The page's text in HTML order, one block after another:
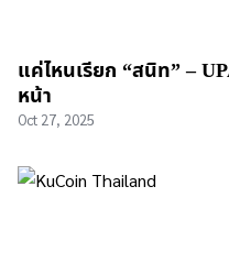
แค่ไหนเรียก “สนิท” –
หน้า
Oct 27, 2025